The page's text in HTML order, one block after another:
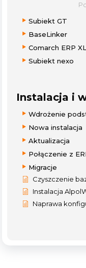
Subiekt GT
BaseLinker
Comarch ERP XL
Subiekt nexo
Instalacja i
Wdrożenie
Nowa instalacja
Aktualizacja
Połączenie z
Migracje
Czyszczenie
Instalacja
Naprawa